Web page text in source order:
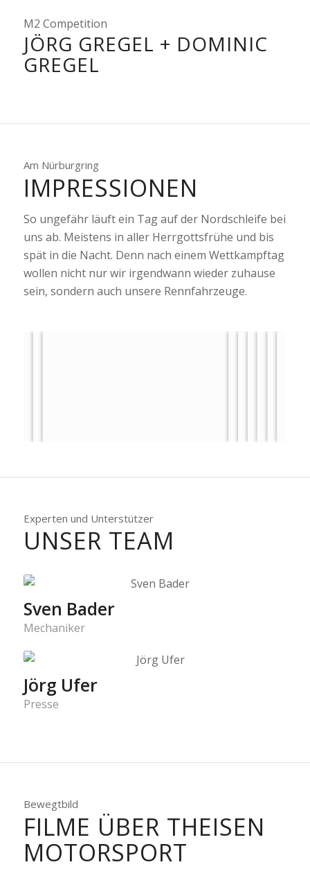
M2 Competition
JÖRG GREGEL + DOMINIC
GREGEL
Am Nürburgring
IMPRESSIONEN
So ungefähr läuft ein Tag auf der Nordschleife bei
uns ab. Meistens in aller Herrgottsfrühe und bis
spät in die Nacht. Denn nach einem Wettkampftag
wollen nicht nur wir irgendwann wieder zuhause
sein, sondern auch unsere Rennfahrzeuge.
Experten und Unterstützer
UNSER TEAM
Sven Bader
Mechaniker
Jörg Ufer
Presse
Bewegtbild
FILME ÜBER THEISEN
MOTORSPORT